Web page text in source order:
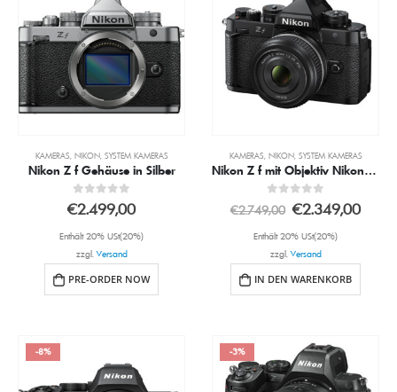
KAMERAS NIKON, SYSTEM KAMERAS
Nikon Z f Gehäuse in Silber
0out of 5
€2.499,00
Enthält 20% USt(20%)
zzgl.Versand
PRE-ORDER NOW
KAMERAS NIKON, SYSTEM KAMERAS
Nikon Z f mit Objektiv Nikon Z 40mm 2.0 (SE)
0 out of 5
€2.749,00 €2.349,00
Enthält 20% USt(20%)
zzgl.Versand
IN DEN WARENKORB
-8% -3%